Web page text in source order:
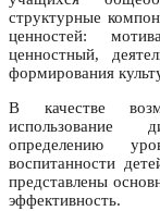
структурные
ценностей:
ценностный,
формирования
В качестве
использование
определению
воспитанности
представлены
эффективность.